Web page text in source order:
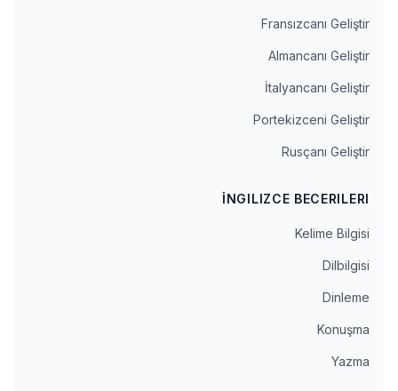
Fransızcanı Geliştir
Almancanı Geliştir
İtalyancanı Geliştir
Portekizceni Geliştir
Rusçanı Geliştir
İNGILIZCE BECERILERI
Kelime Bilgisi
Dilbilgisi
Dinleme
Konuşma
Yazma